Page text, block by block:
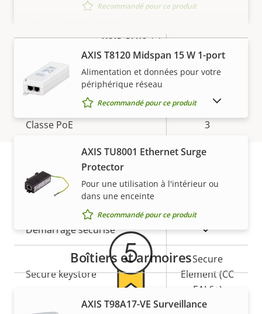
de la
la
propriété
Microphone intégré –
Réseau
Description
propriété
Classe PoE 3
Description
propriété
Valeur de
la
propriété
SE signé
Démarrage sécurisé Oui
Secure keystore
Secure
Element (CC
EAL6+)
VOIR PLUS
Recommandé pour ce produit
AXIS T8120 Midspan 15 W 1-port
Alimentation et données pour votre
périphérique réseau
Recommandé pour ce produit
AXIS TU8001 Ethernet Surge
Protector
Pour une utilisation à l'intérieur ou
dans une enceinte
Recommandé pour ce produit
Boîtiers et armoires
AXIS T98A17-VE Surveillance
AFFICHER LES PRODUITS ABANDONNÉS
Garantie